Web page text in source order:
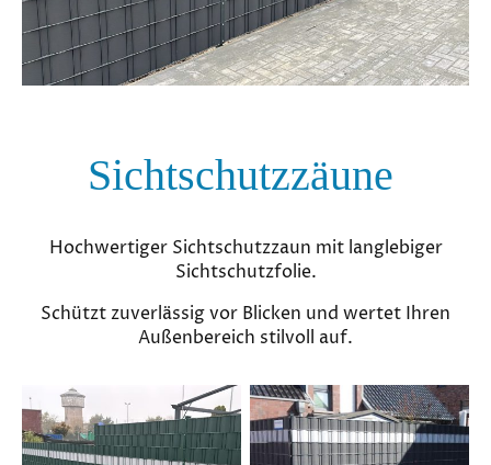
Sichtschutzzäune
Hochwertiger Sichtschutzzaun mit langlebiger
Sichtschutzfolie.
Schützt zuverlässig vor Blicken und wertet Ihren
Außenbereich stilvoll auf.